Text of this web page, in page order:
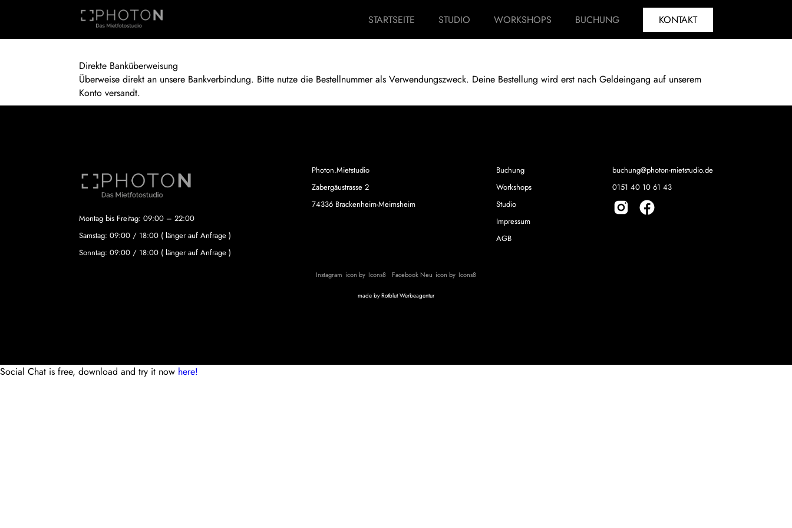
STARTSEITE STUDIO WORKSHOPS BUCHUNG KONTAKT
Direkte Banküberweisung
Überweise direkt an unsere Bankverbindung. Bitte nutze die Bestellnummer als Verwendungszweck. Deine Bestellung wird erst nach Geldeingang auf unserem
Konto versandt.
Montag bis Freitag: 09:00 – 22:00
Samstag: 09:00 / 18:00 ( länger auf Anfrage )
Sonntag: 09:00 / 18:00 ( länger auf Anfrage )
Photon.Mietstudio
Zabergäustrasse 2
74336 Brackenheim-Meimsheim
Buchung
Workshops
Studio
Impressum
AGB
buchung@photon-mietstudio.de
0151 40 10 61 43
Instagram icon by Icons8 Facebook Neu icon by Icons8
made byRotblut Werbeagentur
Social Chat is free, download and try it now here!